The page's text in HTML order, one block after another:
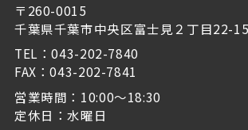
〒260-0015
千葉県千葉市中央区富士見２丁目22-
TEL：043-202-7840
FAX：043-202-7841
営業時間：10:00～18:30
定休日：水曜日